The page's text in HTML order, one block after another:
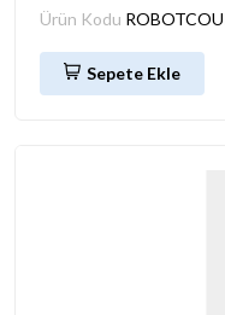
Ürün Kodu
Sepete Ekle